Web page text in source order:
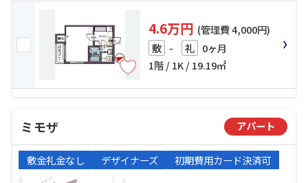
4.6万円 (管理費 4,000円)
敷 - 礼 0ヶ月
1階 / 1K / 19.19㎡
ミモザ アパート
敷金礼金なし デザイナーズ 初期費用カード決済可